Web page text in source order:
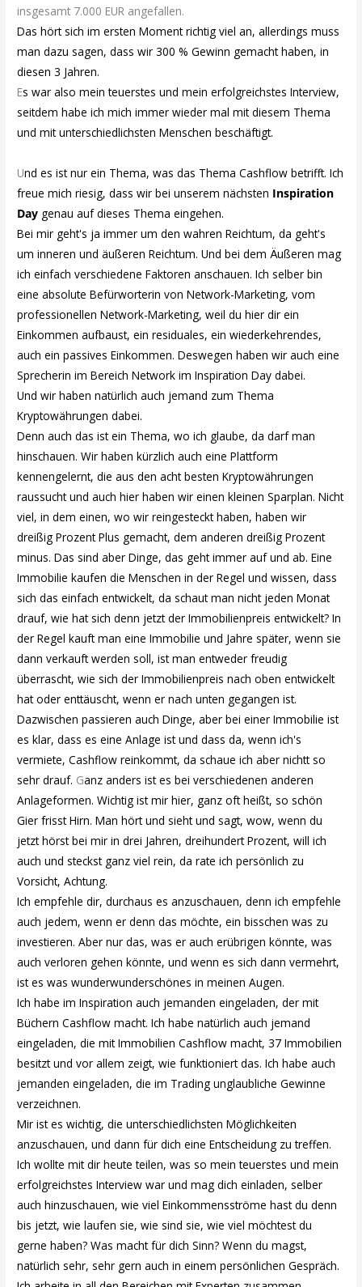
insgesamt 7.000 EUR angefallen.
Das hört sich im ersten Moment richtig viel an, allerdings muss
man dazu sagen, dass wir 300 % Gewinn gemacht haben, in
diesen 3 Jahren.
Es war also mein teuerstes und mein erfolgreichstes Interview,
seitdem habe ich mich immer wieder mal mit diesem Thema
und mit unterschiedlichsten Menschen beschäftigt.
Und es ist nur ein Thema, was das Thema Cashflow betrifft. Ich
freue mich riesig, dass wir bei unserem nächsten Inspiration
Day genau auf dieses Thema eingehen.
Bei mir geht's ja immer um den wahren Reichtum, da geht's
um inneren und äußeren Reichtum. Und bei dem Äußeren mag
ich einfach verschiedene Faktoren anschauen. Ich selber bin
eine absolute Befürworterin von Network-Marketing, vom
professionellen Network-Marketing, weil du hier dir ein
Einkommen aufbaust, ein residuales, ein wiederkehrendes,
auch ein passives Einkommen. Deswegen haben wir auch eine
Sprecherin im Bereich Network im Inspiration Day dabei.
Und wir haben natürlich auch jemand zum Thema
Kryptowährungen dabei.
Denn auch das ist ein Thema, wo ich glaube, da darf man
hinschauen. Wir haben kürzlich auch eine Plattform
kennengelernt, die aus den acht besten Kryptowährungen
raussucht und auch hier haben wir einen kleinen Sparplan. Nicht
viel, in dem einen, wo wir reingesteckt haben, haben wir
dreißig Prozent Plus gemacht, dem anderen dreißig Prozent
minus. Das sind aber Dinge, das geht immer auf und ab. Eine
Immobilie kaufen die Menschen in der Regel und wissen, dass
sich das einfach entwickelt, da schaut man nicht jeden Monat
drauf, wie hat sich denn jetzt der Immobilienpreis entwickelt? In
der Regel kauft man eine Immobilie und Jahre später, wenn sie
dann verkauft werden soll, ist man entweder freudig
überrascht, wie sich der Immobilienpreis nach oben entwickelt
hat oder enttäuscht, wenn er nach unten gegangen ist.
Dazwischen passieren auch Dinge, aber bei einer Immobilie ist
es klar, dass es eine Anlage ist und dass da, wenn ich's
vermiete, Cashflow reinkommt, da schaue ich aber nichtt so
sehr drauf. Ganz anders ist es bei verschiedenen anderen
Anlageformen. Wichtig ist mir hier, ganz oft heißt, so schön
Gier frisst Hirn. Man hört und sieht und sagt, wow, wenn du
jetzt hörst bei mir in drei Jahren, dreihundert Prozent, will ich
auch und steckst ganz viel rein, da rate ich persönlich zu
Vorsicht, Achtung.
Ich empfehle dir, durchaus es anzuschauen, denn ich empfehle
auch jedem, wenn er denn das möchte, ein bisschen was zu
investieren. Aber nur das, was er auch erübrigen könnte, was
auch verloren gehen könnte, und wenn es sich dann vermehrt,
ist es was wunderwunderschönes in meinen Augen.
Ich habe im Inspiration auch jemanden eingeladen, der mit
Büchern Cashflow macht. Ich habe natürlich auch jemand
eingeladen, die mit Immobilien Cashflow macht, 37 Immobilien
besitzt und vor allem zeigt, wie funktioniert das. Ich habe auch
jemanden eingeladen, die im Trading unglaubliche Gewinne
verzeichnen.
Mir ist es wichtig, die unterschiedlichsten Möglichkeiten
anzuschauen, und dann für dich eine Entscheidung zu treffen.
Ich wollte mit dir heute teilen, was so mein teuerstes und mein
erfolgreichstes Interview war und mag dich einladen, selber
auch hinzuschauen, wie viel Einkommensströme hast du denn
bis jetzt, wie laufen sie, wie sind sie, wie viel möchtest du
gerne haben? Was macht für dich Sinn? Wenn du magst,
natürlich sehr, sehr gern auch in einem persönlichen Gespräch.